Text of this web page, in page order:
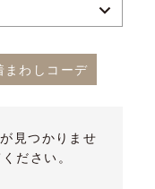
まわしコーデ
見つかりませ
ださい。